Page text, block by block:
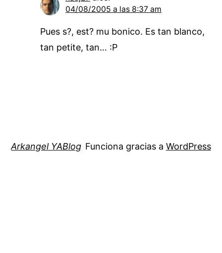
04/08/2005 a las 8:37 am
Pues s?, est? mu bonico. Es tan blanco,
tan petite, tan… :P
Arkangel YABlog Funciona gracias a WordPress